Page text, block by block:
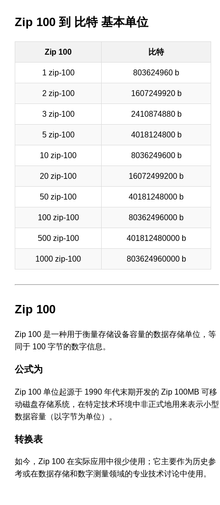
Zip 100 到 比特 基本单位
Zip 100 比特
1 zip-100 803624960 b
2 zip-100 1607249920 b
3 zip-100 2410874880 b
5 zip-100 4018124800 b
10 zip-100 8036249600 b
20 zip-100 16072499200 b
50 zip-100 40181248000 b
100 zip-100 80362496000 b
500 zip-100 401812480000 b
1000 zip-100 803624960000 b
Zip 100
Zip 100 是一种用于衡量存储设备容量的数据存储单位，等
同于 100 字节的数字信息。
公式为
Zip 100 单位起源于 1990 年代末期开发的 Zip 100MB 可移
动磁盘存储系统，在特定技术环境中非正式地用来表示小型
数据容量（以字节为单位）。
转换表
如今，Zip 100 在实际应用中很少使用；它主要作为历史参
考或在数据存储和数字测量领域的专业技术讨论中使用。